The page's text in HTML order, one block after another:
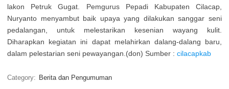
lakon Petruk Gugat. Pemgurus Pepadi Kabupaten Cilacap,
Nuryanto menyambut baik upaya yang dilakukan sanggar seni
pedalangan, untuk melestarikan kesenian wayang kulit.
Diharapkan kegiatan ini dapat melahirkan dalang-dalang baru,
dalam pelestarian seni pewayangan.(don) Sumber : cilacapkab
Category: Berita dan Pengumuman